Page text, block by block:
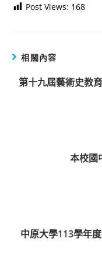
Post Views: 168
相關內容
第十九屆藝術史教
本校國
中原大學113學年